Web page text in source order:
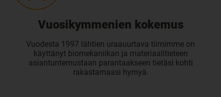
Vuosikymmenien kokemus
Vuodesta 1997 lähtien uraauurtava tiimimme on
käyttänyt biomekaniikan ja materiaalitieteen
asiantuntemustaan parantaakseen tietäsi kohti
rakastamaasi hymyä.